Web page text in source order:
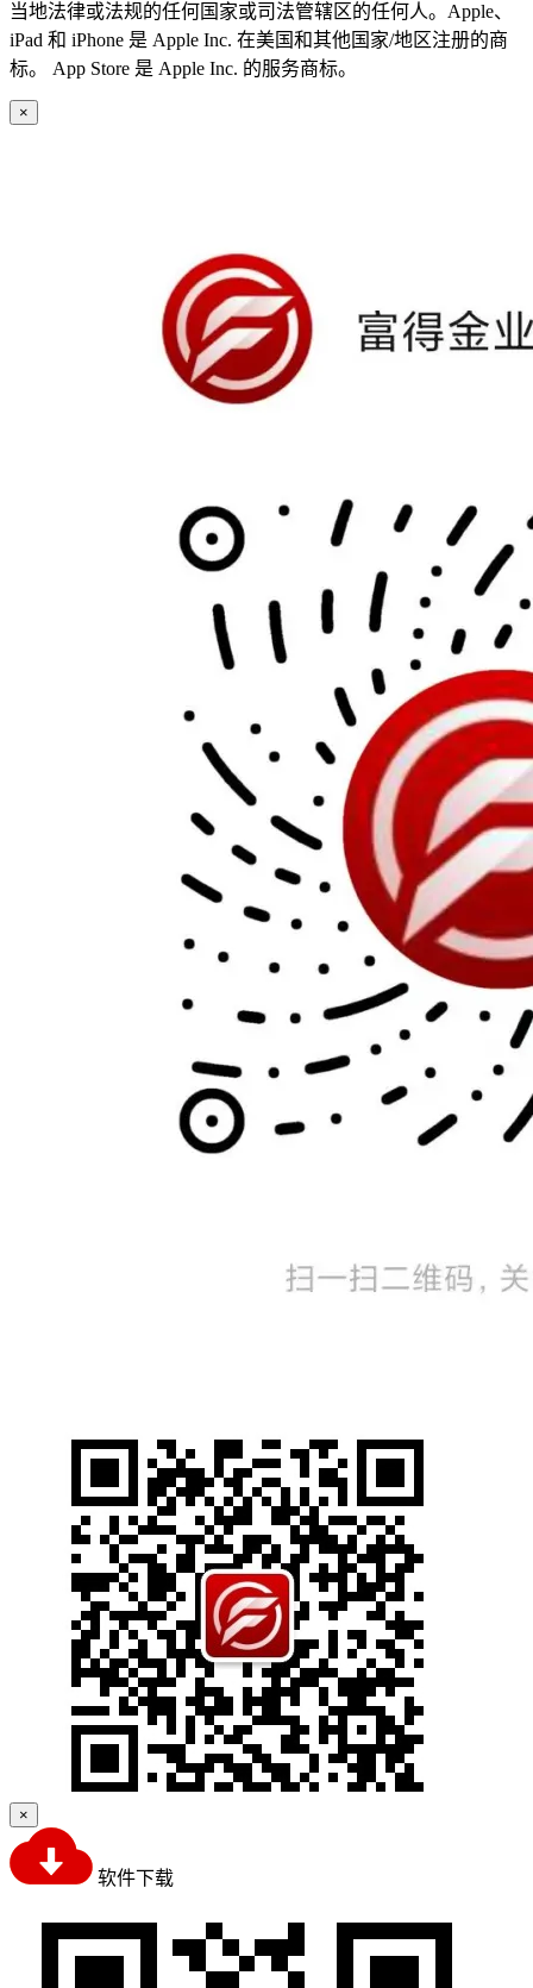
当地法律或法规的任何国家或司法管辖区的任何人。Apple、
iPad 和 iPhone 是 Apple Inc. 在美国和其他国家/地区注册的商
标。 App Store 是 Apple Inc. 的服务商标。
×
×
软件下载